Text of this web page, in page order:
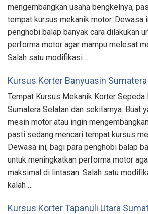
mengembangkan usaha bengkelnya,
tempat kursus mekanik motor. Dewasa
penghobi balap banyak cara dilakukan
performa motor agar mampu melesat
Salah satu modifikasi …
Kursus Korter Banyuasin
Tempat Kursus Mekanik Korter Sepeda
Sumatera Selatan dan sekitarnya. Buat
mesin motor atau ingin
pasti sedang mencari tempat kursus
Dewasa ini, bagi para penghobi balap
untuk meningkatkan performa motor
maksimal di lintasan. Salah satu
kalah …
Kursus Korter Tapanuli Utara